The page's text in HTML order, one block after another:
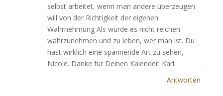
selbst arbeitet, wenn man andere überzeugen
will von der Richtigkeit der eigenen
Wahrnehmung Als würde es nicht reichen
wahrzunehmen und zu leben, wer man ist. Du
hast wirklich eine spannende Art zu sehen,
Nicole. Danke für Deinen Kalender! Karl
Antworten